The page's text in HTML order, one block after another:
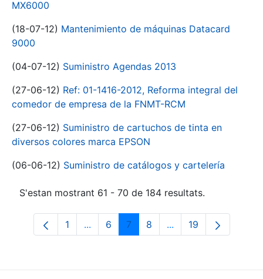
MX6000
(18-07-12) Mantenimiento de máquinas Datacard
9000
(04-07-12) Suministro Agendas 2013
(27-06-12) Ref: 01-1416-2012, Reforma integral del
comedor de empresa de la FNMT-RCM
(27-06-12) Suministro de cartuchos de tinta en
diversos colores marca EPSON
(06-06-12) Suministro de catálogos y cartelería
S'estan mostrant 61 - 70 de 184 resultats.
Pàgina
1 ...Pàgines intermèdies Utilitzeu TAB per
Pàgina
6 Pàgina
7 Pàgina
8 ...PàginesPàgina
19